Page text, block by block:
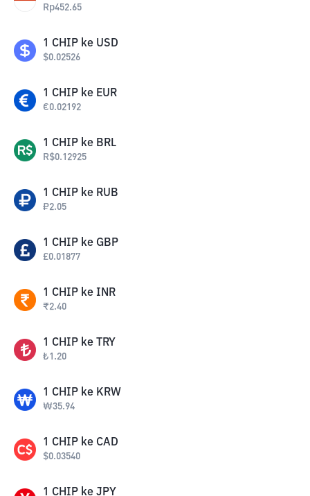
Rp452.65
1 CHIP ke USD
$0.02526
1 CHIP ke EUR
€0.02192
1 CHIP ke BRL
R$0.12925
1 CHIP ke RUB
₽2.05
1 CHIP ke GBP
£0.01877
1 CHIP ke INR
₹2.40
1 CHIP ke TRY
₺1.20
1 CHIP ke KRW
₩35.94
1 CHIP ke CAD
$0.03540
1 CHIP ke JPY